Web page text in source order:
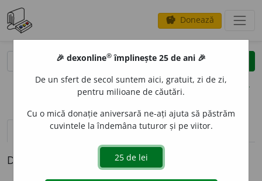
savings Donează
clear
opțiuni
definiții (1)
Definiția cu ID-ul 23865:
🎉 dexonline® împlinește 25 de ani 🎉
De un sfert de secol suntem aici, gratuit, zi de zi,
pentru milioane de căutări.
Cu o mică donație aniversară ne-ați ajuta să păstrăm
cuvintele la îndemâna tuturor și pe viitor.